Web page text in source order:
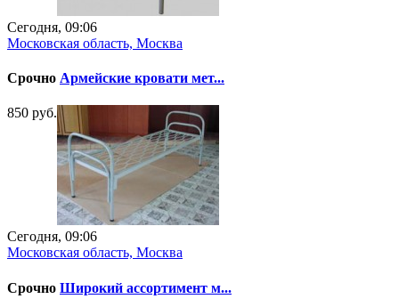
Сегодня, 09:06
Московская область, Москва
Срочно Армейские кровати мет...
850 руб.
Сегодня, 09:06
Московская область, Москва
Срочно Широкий ассортимент м...